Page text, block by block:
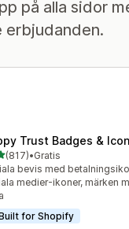
på alla sidor
erbjudanden.
Trust Badges &
5 stjärnor
(817) totalt
•Gratis
bevis med
medier-ikoner, märken
for Shopify